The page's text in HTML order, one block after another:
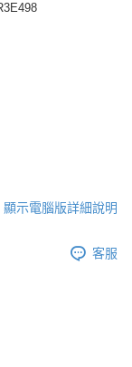
顯示電腦版詳細說明
客服